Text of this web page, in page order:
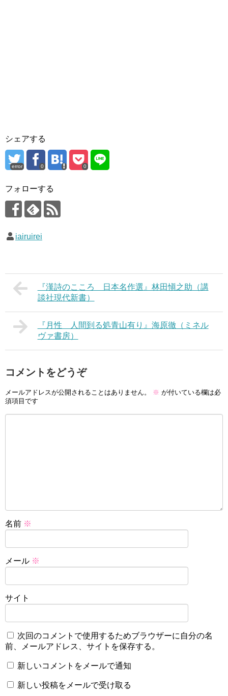
シェアする
error 0 0
フォローする
iairuirei
『漢詩のこころ 日本名作選』林田愼之助（講
談社現代新書）
『月性 人間到る処青山有り』海原徹（ミネル
ヴァ書房）
コメントをどうぞ
メールアドレスが公開されることはありません。 ※ が付いている欄は必
須項目です
名前 ※
メール ※
サイト
次回のコメントで使用するためブラウザーに自分の名
前、メールアドレス、サイトを保存する。
新しいコメントをメールで通知
新しい投稿をメールで受け取る